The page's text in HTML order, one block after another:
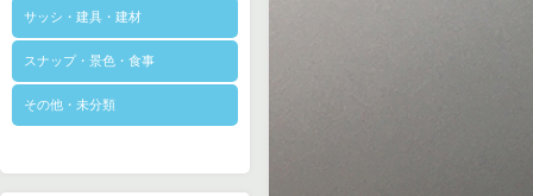
サッシ・建具・建材
スナップ・景色・食事
その他・未分類